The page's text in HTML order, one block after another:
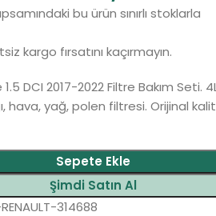
bu ürün sınırlı stoklarla
kargo fırsatını kaçırmayın.
DCI 2017-2022 Filtre Bakım Seti.
hava, yağ, polen filtresi. Orijinal
Sepete Ekle
Şimdi Satın Al
314688